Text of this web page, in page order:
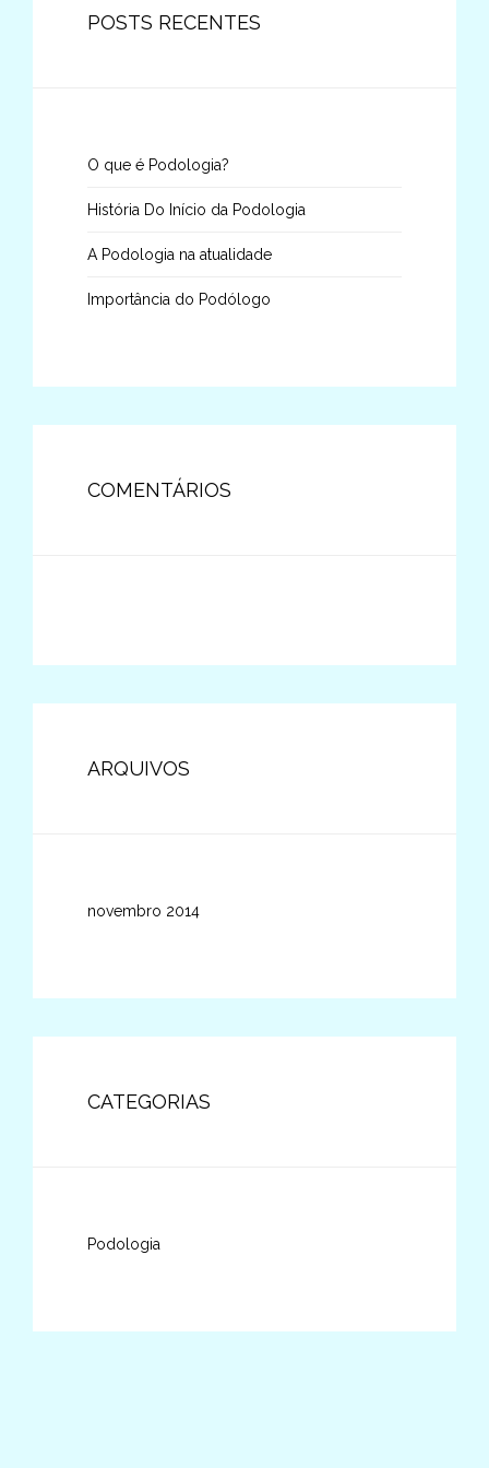
POSTS RECENTES
O que é Podologia?
História Do Início da Podologia
A Podologia na atualidade
Importância do Podólogo
COMENTÁRIOS
ARQUIVOS
novembro 2014
CATEGORIAS
Podologia